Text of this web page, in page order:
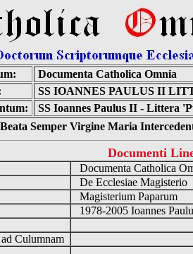
Documenta Catholica Omnia
SS IOANNES PAULUS II
SS Ioannes Paulus II - Littera
Semper Virgine Maria
Documenti
Documenta Catholica
De Ecclesiae Magisterio
Magisterium Paparum
1978-2005 Ioannes
Culumnam